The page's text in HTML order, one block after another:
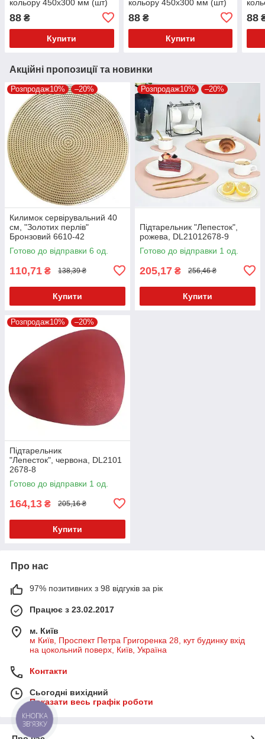
кольору 450х300 мм (шт)
88 ₴
Купити
кольору 450х300 мм (шт)
88₴
Купити
88
Акційні пропозиції та новинки
Розпродаж10% –20%
Килимок сервірувальний 40
см, "Золотих перлів"
Бронзовий 6610-42
Готово до відправки 6 од.
110,71 ₴ 138,39 ₴
Купити
Розпродаж10% –20%
Підтарельник "Лепесток",
рожева, DL21012678-9
Готово до відправки 1 од.
205,17 ₴ 256,46 ₴
Купити
Розпродаж10% –20%
Підтарельник
"Лепесток", червона, DL2101
2678-8
Готово до відправки 1 од.
164,13 ₴ 205,16 ₴
Купити
Про нас
97% позитивних з 98 відгуків за рік
Працює з 23.02.2017
м. Київ
м Київ, Проспект Петра Григоренка 28, кут будинку вхід
на цокольний поверх, Київ, Україна
Контакти
Сьогодні вихідний
Показати весь графік роботи
КНОПКА
ЗВ'ЯЗКУ